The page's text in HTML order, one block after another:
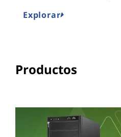
Explorar
Productos